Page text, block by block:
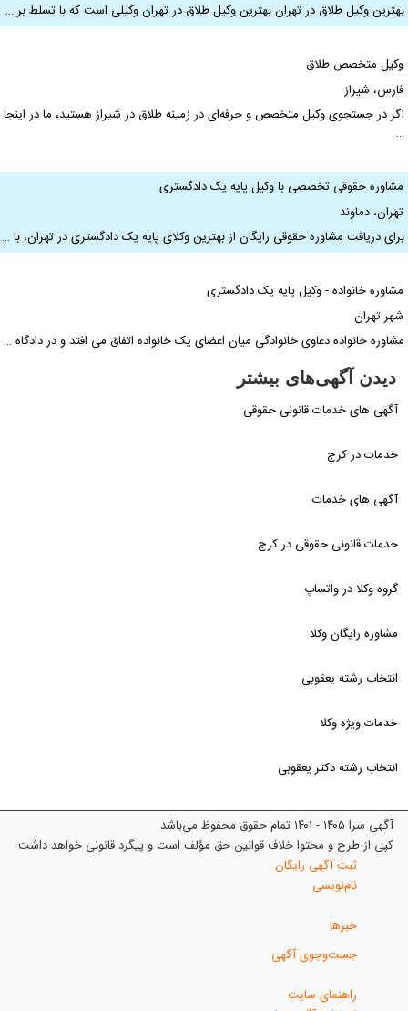
وکیل طلاق در تهران بهترین وکیل طلاق در تهران وکیلی است که با تسلط بر …
متخصص طلاق
شیراز
در جستجوی وکیل متخصص و حرفه‌ای در زمینه طلاق در شیراز هستید، ما در اینجا
حقوقی تخصصی با وکیل پایه یک دادگستری
دماوند
دریافت مشاوره حقوقی رایگان از بهترین وکلای پایه یک دادگستری در تهران، با …
خانواده - وکیل پایه یک دادگستری
تهران
خانواده دعاوی خانوادگی میان اعضای یک خانواده اتفاق می افتد و در دادگاه …
دیدن آگهی‌های بیشتر
آگهی های خدمات قانونی حقوقی
خدمات در کرج
آگهی های خدمات
خدمات قانونی حقوقی در کرج
گروه وکلا در واتساپ
مشاوره رایگان وکلا
انتخاب رشته یعقوبی
خدمات ویژه وکلا
انتخاب رشته دکتر یعقوبی
آگهی سرا ۱۴۰۵ - ۱۴۰۱ تمام حقوق محفوظ می‌باشد.
کپی از طرح و محتوا خلاف قوانین حق مؤلف است و پیگرد قانونی خواهد داشت.
ثبت آگهی رایگان
نام‌نویسی
خبرها
جست‌وجوی آگهی
راهنمای سایت